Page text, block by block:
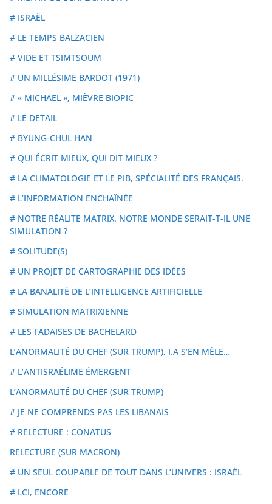
# ISRAËL
# LE TEMPS BALZACIEN
# VIDE ET TSIMTSOUM
# UN MILLÉSIME BARDOT (1971)
# « MICHAEL », MIÈVRE BIOPIC
# LE DETAIL
# BYUNG-CHUL HAN
# QUI ÉCRIT MIEUX, QUI DIT MIEUX ?
# LA CLIMATOLOGIE ET LE PIB, SPÉCIALITÉ DES FRANÇAIS.
# L’INFORMATION ENCHAÎNÉE
# NOTRE RÉALITE MATRIX. NOTRE MONDE SERAIT-T-IL UNE
SIMULATION ?
# SOLITUDE(S)
# UN PROJET DE CARTOGRAPHIE DES IDÉES
# LA BANALITÉ DE L’INTELLIGENCE ARTIFICIELLE
# SIMULATION MATRIXIENNE
# LES FADAISES DE BACHELARD
L’ANORMALITÉ DU CHEF (SUR TRUMP), I.A S’EN MÊLE…
# L’ANTISRAÉLIME ÉMERGENT
L’ANORMALITÉ DU CHEF (SUR TRUMP)
# JE NE COMPRENDS PAS LES LIBANAIS
# RELECTURE : CONATUS
RELECTURE (SUR MACRON)
# UN SEUL COUPABLE DE TOUT DANS L’UNIVERS : ISRAËL
# LCI, ENCORE